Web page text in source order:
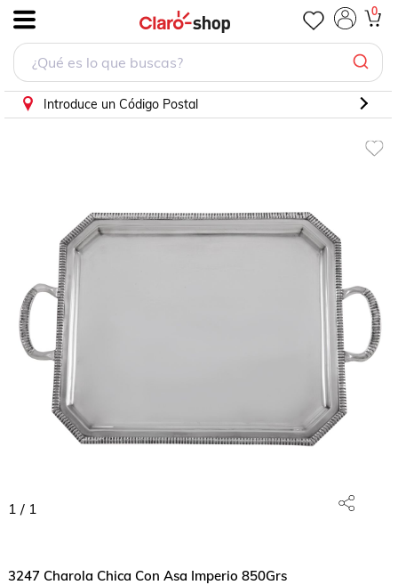
0
Introduce un Código Postal
1 / 1
3247 Charola Chica Con Asa Imperio 850Grs